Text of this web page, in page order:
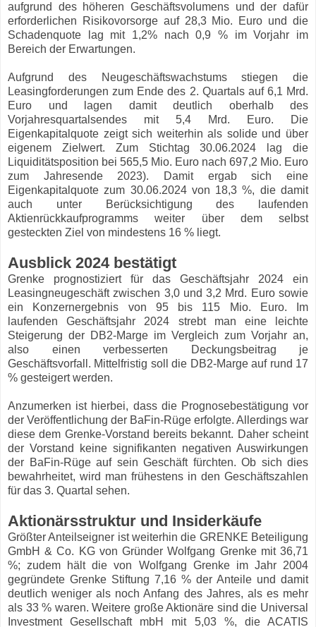
aufgrund des höheren Geschäftsvolumens und der dafür
erforderlichen Risikovorsorge auf 28,3 Mio. Euro und die
Schadenquote lag mit 1,2% nach 0,9 % im Vorjahr im
Bereich der Erwartungen.
Aufgrund des Neugeschäftswachstums stiegen die
Leasingforderungen zum Ende des 2. Quartals auf 6,1 Mrd.
Euro und lagen damit deutlich oberhalb des
Vorjahresquartalsendes mit 5,4 Mrd. Euro. Die
Eigenkapitalquote zeigt sich weiterhin als solide und über
eigenem Zielwert. Zum Stichtag 30.06.2024 lag die
Liquiditätsposition bei 565,5 Mio. Euro nach 697,2 Mio. Euro
zum Jahresende 2023). Damit ergab sich eine
Eigenkapitalquote zum 30.06.2024 von 18,3 %, die damit
auch unter Berücksichtigung des laufenden
Aktienrückkaufprogramms weiter über dem selbst
gesteckten Ziel von mindestens 16 % liegt.
Ausblick 2024 bestätigt
Grenke prognostiziert für das Geschäftsjahr 2024 ein
Leasingneugeschäft zwischen 3,0 und 3,2 Mrd. Euro sowie
ein Konzernergebnis von 95 bis 115 Mio. Euro. Im
laufenden Geschäftsjahr 2024 strebt man eine leichte
Steigerung der DB2-Marge im Vergleich zum Vorjahr an,
also einen verbesserten Deckungsbeitrag je
Geschäftsvorfall. Mittelfristig soll die DB2-Marge auf rund 17
% gesteigert werden.
Anzumerken ist hierbei, dass die Prognosebestätigung vor
der Veröffentlichung der BaFin-Rüge erfolgte. Allerdings war
diese dem Grenke-Vorstand bereits bekannt. Daher scheint
der Vorstand keine signifikanten negativen Auswirkungen
der BaFin-Rüge auf sein Geschäft fürchten. Ob sich dies
bewahrheitet, wird man frühestens in den Geschäftszahlen
für das 3. Quartal sehen.
Aktionärsstruktur und Insiderkäufe
Größter Anteilseigner ist weiterhin die GRENKE Beteiligung
GmbH & Co. KG von Gründer Wolfgang Grenke mit 36,71
%; zudem hält die von Wolfgang Grenke im Jahr 2004
gegründete Grenke Stiftung 7,16 % der Anteile und damit
deutlich weniger als noch Anfang des Jahres, als es mehr
als 33 % waren. Weitere große Aktionäre sind die Universal
Investment Gesellschaft mbH mit 5,03 %, die ACATIS